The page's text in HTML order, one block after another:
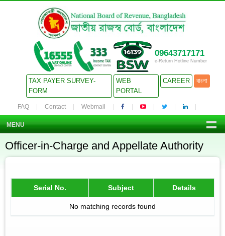
09643717171
e-Return Hotline Number
TAX PAYER SURVEY-
FORM
WEB
PORTAL
CAREER বাংলা
FAQ Contact Webmail
MENU
Officer-in-Charge and Appellate Authority
Serial No. Subject Details
No matching records found